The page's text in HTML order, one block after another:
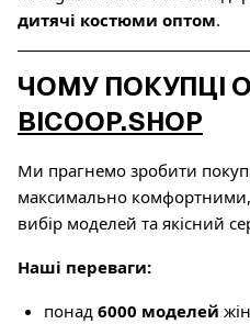
дитячі костюми оптом.
ЧОМУ ПОКУПЦІ
BICOOP.SHOP
Ми прагнемо зробити
максимально
вибір моделей та якісний
Наші переваги:
понад 6000 моделей